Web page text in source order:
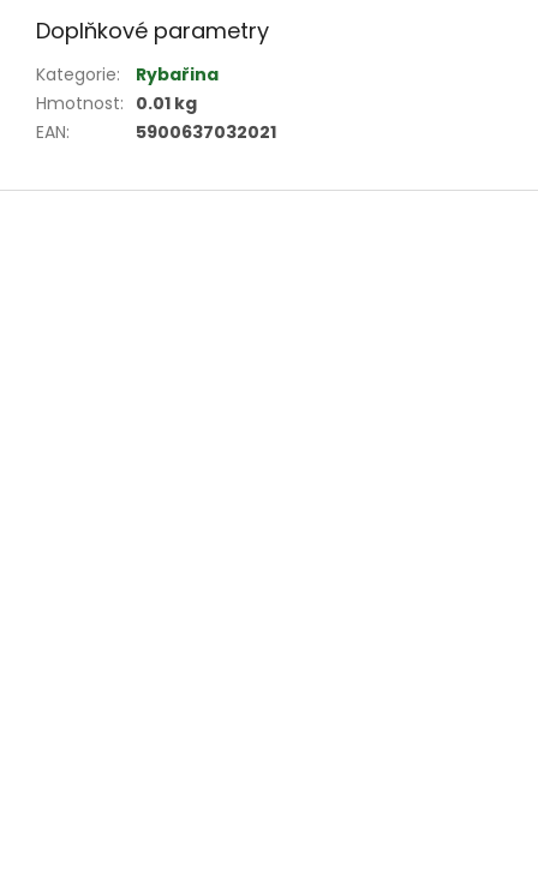
Doplňkové parametry
Kategorie:
Rybařina
Hmotnost: 0.01 kg
EAN: 5900637032021
Z